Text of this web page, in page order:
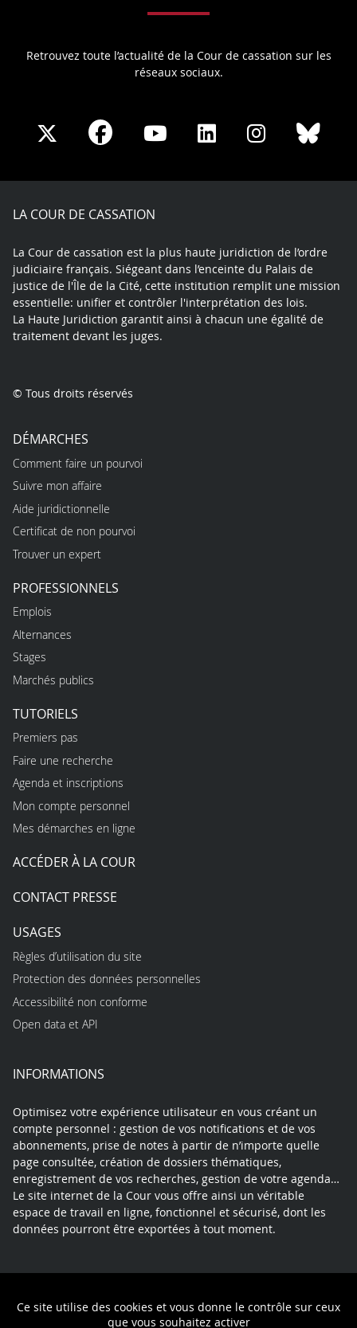
Ce site utilise des cookies et vous donne le contrôle sur ceux
que vous souhaitez activer
Retrouvez toute l’actualité de la Cour de cassation sur les
réseaux sociaux.
Share
X
Share
Facebook
Share
Youtube
Share
LinkedIn
Share
Instagram
LA COUR DE CASSATION
La Cour de cassation est la plus haute juridiction de l’ordre
judiciaire français. Siégeant dans l’enceinte du Palais de
justice de l'Île de la Cité, cette institution remplit une mission
essentielle: unifier et contrôler l'interprétation des lois.
La Haute Juridiction garantit ainsi à chacun une égalité de
traitement devant les juges.
© Tous droits réservés
DÉMARCHES
Comment faire un pourvoi
Suivre mon affaire
Aide juridictionnelle
Certificat de non pourvoi
Trouver un expert
PROFESSIONNELS
Emplois
Alternances
Stages
Marchés publics
TUTORIELS
Premiers pas
Faire une recherche
Agenda et inscriptions
Mon compte personnel
Mes démarches en ligne
ACCÉDER À LA COUR
CONTACT PRESSE
USAGES
Règles d’utilisation du site
Protection des données personnelles
Accessibilité non conforme
Open data et API
INFORMATIONS
Optimisez votre expérience utilisateur en vous créant un
compte personnel : gestion de vos notifications et de vos
abonnements, prise de notes à partir de n’importe quelle
page consultée, création de dossiers thématiques,
enregistrement de vos recherches, gestion de votre agenda…
Le site internet de la Cour vous offre ainsi un véritable
espace de travail en ligne, fonctionnel et sécurisé, dont les
données pourront être exportées à tout moment.
Politique de confidentialité